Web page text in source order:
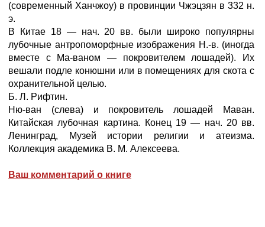
(современный Ханчжоу) в провинции Чжэцзян в 332 н.
э.
В Китае 18 — нач. 20 вв. были широко популярны
лубочные антропоморфные изображения Н.-в. (иногда
вместе с Ма-ваном — покровителем лошадей). Их
вешали подле конюшни или в помещениях для скота с
охранительной целью.
Б. Л. Рифтин.
Ню-ван (слева) и покровитель лошадей Маван.
Китайская лубочная картина. Конец 19 — нач. 20 вв.
Ленинград, Музей истории религии и атеизма.
Коллекция академика В. М. Алексеева.
Ваш комментарий о книге